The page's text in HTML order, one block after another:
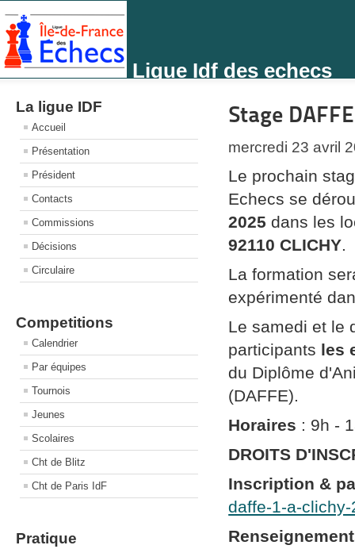
Ligue Idf des echecs
La ligue IDF
Accueil
Présentation
Président
Contacts
Commissions
Décisions
Circulaire
Competitions
Calendrier
Par équipes
Tournois
Jeunes
Scolaires
Cht de Blitz
Cht de Paris IdF
Pratique
Stage
mercredi 23 avril
Le prochain
Echecs se
2025dans les
92110 CLICHY.
La formation
expérimenté
Le samedi et le
participants les
du Diplôme
(DAFFE).
Horaires : 9h -
DROITS
Inscription &
daffe-1-a-clichy-